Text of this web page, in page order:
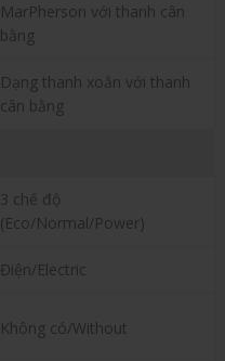
MarPherson với thanh cân
bằng
Dạng thanh xoắn với thanh
cân bằng
3 chế độ
(Eco/Normal/Power)
Điện/Electric
Không có/Without